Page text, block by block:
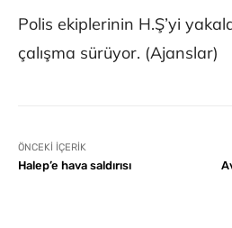
Polis ekiplerinin H.Ş’yi
çalışma sürüyor. (Ajanslar)
ÖNCEKI İÇERIK
Halep’e hava saldırısı